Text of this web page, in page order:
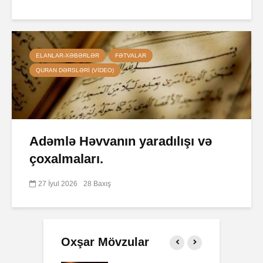
ELANLAR-XƏBƏRLƏR FƏTVALAR
QURAN DƏRSLƏRI (VIDEO)
Adəmlə Həvvanın yaradılışı və
çoxalmaları.
27 İyul 2026 28 Baxış
Oxşar Mövzular